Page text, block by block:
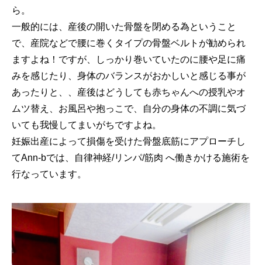
ら。
一般的には、産後の開いた骨盤を閉める為ということ
で、産院などで腰に巻くタイプの骨盤ベルトが勧められ
ますよね！ですが、しっかり巻いていたのに腰や足に痛
みを感じたり、身体のバランスがおかしいと感じる事が
あったりと、、産後はどうしても赤ちゃんへの授乳やオ
ムツ替え、お風呂や抱っこで、自分の身体の不調に気づ
いても我慢してまいがちですよね。
妊娠出産によって損傷を受けた骨盤底筋にアプローチし
てAnn-bでは、自律神経/リンパ/筋肉 へ働きかける施術を
行なっています。